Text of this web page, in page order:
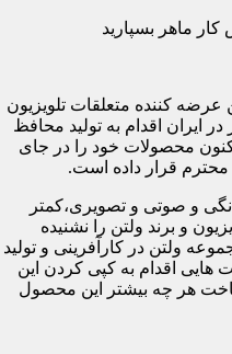
کننده متعلقات تلویزیون
برای اولین بار در ایران اقدام به تولید محافظ
محصولات خود را در جای
قرار داده است.
و صوتی و تصویری،کمتر
و برند ولتن را نشنیده
ولتن در کارآفرینی و تولید
هایی اقدام به کپی کردن این
هر چه بیشتر این محصول